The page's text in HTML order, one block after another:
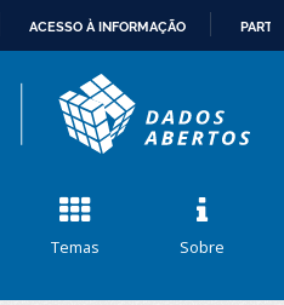
CONTEÚDO
ACESSO À INFORMAÇÃO
Temas Sobre